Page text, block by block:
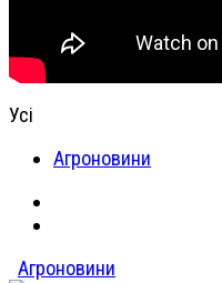
Усі
Агроновини
Агроновини